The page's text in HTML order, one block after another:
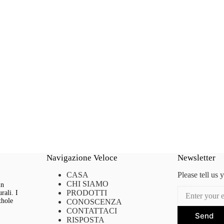
I
Navigazione Veloce
CASA
CHI SIAMO
PRODOTTI
CONOSCENZA
CONTATTACI
RISPOSTA
Newsletter
Please tell us
Send